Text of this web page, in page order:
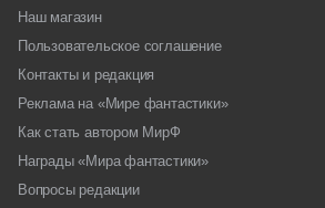
Наш магазин
Пользовательское соглашение
Контакты и редакция
Реклама на «Мире фантастики»
Как стать автором МирФ
Награды «Мира фантастики»
Вопросы редакции